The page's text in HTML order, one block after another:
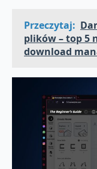
Przeczytaj:
plików – top 5
download